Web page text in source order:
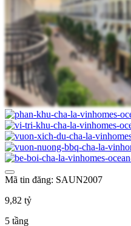
Mã tin đăng: SAUN2007
9,82 tỷ
5 tầng